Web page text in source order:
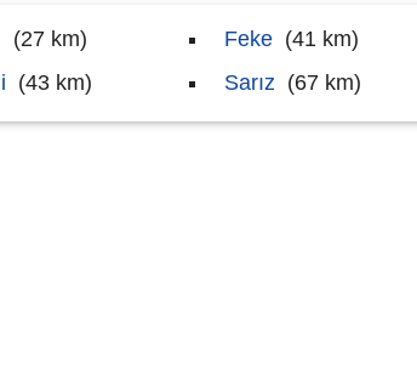
(27 km)
(43 km)
Feke (41 km)
Sarız (67 km)